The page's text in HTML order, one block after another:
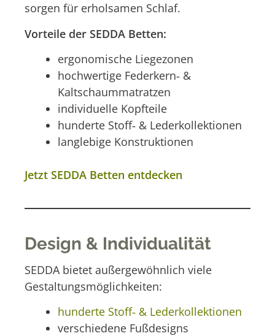
sorgen für erholsamen Schlaf.
Vorteile der SEDDA Betten:
ergonomische Liegezonen
hochwertige Federkern‑ &
Kaltschaummatratzen
individuelle Kopfteile
hunderte Stoff‑ & Lederkollektionen
langlebige Konstruktionen
Jetzt SEDDA Betten entdecken
Design & Individualität
SEDDA bietet außergewöhnlich viele
Gestaltungsmöglichkeiten:
hunderte Stoff‑ & Lederkollektionen
verschiedene Fußdesigns